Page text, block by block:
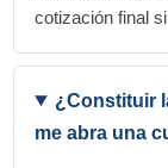
cotización final
¿Constituir
me abra una